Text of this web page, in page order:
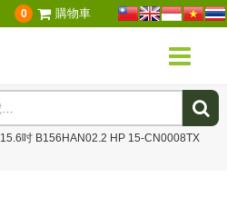
0 購物車
15.6吋 B156HAN02.2 HP 15-CN0008TX